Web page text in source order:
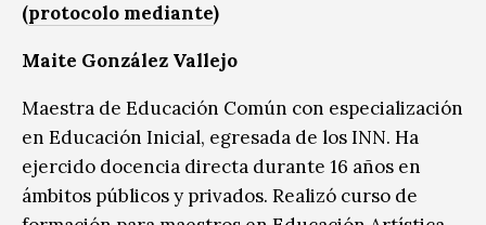
(protocolo mediante)
Maite González Vallejo
Maestra de Educación Común con especialización
en Educación Inicial, egresada de los INN. Ha
ejercido docencia directa durante 16 años en
ámbitos públicos y privados. Realizó curso de